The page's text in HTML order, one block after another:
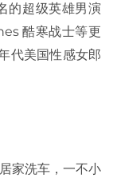
的超级英雄男演
酷寒战士等更
代美国性感女郎
洗车，一不小